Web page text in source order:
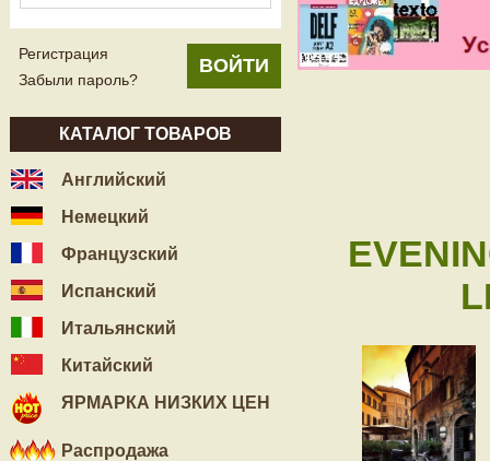
Регистрация
Забыли пароль?
КАТАЛОГ ТОВАРОВ
Английский
Немецкий
Французский
Испанский
Итальянский
Китайский
ЯРМАРКА НИЗКИХ ЦЕН
Распродажа